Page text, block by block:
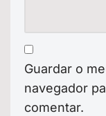
Guardar o
navegador
comentar.